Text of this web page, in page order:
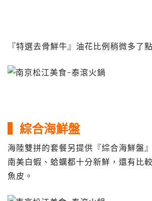
『特選去骨鮮牛』油花比例稍微多了
▍綜合海鮮盤
海陸雙拼的套餐另提供『綜合海鮮盤
南美白蝦、蛤蠣都十分新鮮，還有比
魚皮。